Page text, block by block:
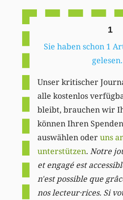
1
Sie haben schon 1
gelesen.
Unser kritischer
alle kostenlos
bleibt, brauchen wir
können Ihren
auswählen oderuns
unterstützen. Notre
et engagé est
n'est possible que
nos lecteur·rices. Si